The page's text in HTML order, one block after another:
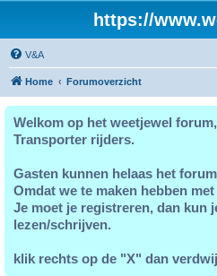
https://
V&A
Home Forumoverzicht
Welkom op het weetjewel
Transporter rijders.
Gasten kunnen helaas het
Omdat we te maken hebben
Je moet je registreren, dan kun
lezen/schrijven.
klik rechts op de "X" dan